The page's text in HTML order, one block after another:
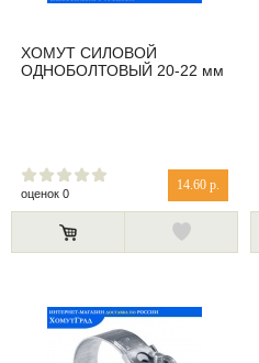
ХОМУТ СИЛОВОЙ
ОДНОБОЛТОВЫЙ 20-22 мм
14.60 р.
оценок 0